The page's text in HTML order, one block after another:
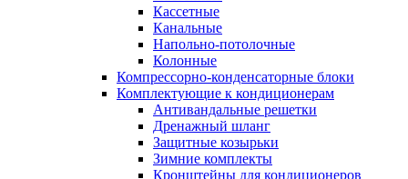
Кассетные
Канальные
Напольно-потолочные
Колонные
Компрессорно-конденсаторные блоки
Комплектующие к кондиционерам
Антивандальные решетки
Дренажный шланг
Защитные козырьки
Зимние комплекты
Кронштейны для кондиционеров